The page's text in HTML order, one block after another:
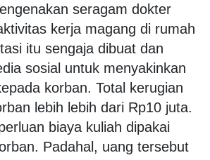
seragam dokter
kerja magang di rumah
itu sengaja dibuat dan
sosial untuk menyakinkan
korban. Total kerugian
lebih lebih dari Rp10 juta.
biaya kuliah dipakai
Padahal, uang tersebut